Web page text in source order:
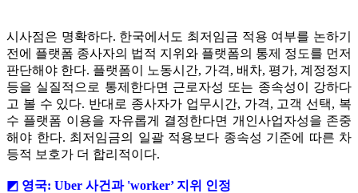
시사점은 명확하다. 한국에서도 최저임금 적용 여부를 논하기
전에 플랫폼 종사자의 법적 지위와 플랫폼의 통제 정도를 먼저
판단해야 한다. 플랫폼이 노동시간, 가격, 배차, 평가, 계정정지
등을 실질적으로 통제한다면 근로자성 또는 종속성이 강하다
고 볼 수 있다. 반대로 종사자가 업무시간, 가격, 고객 선택, 복
수 플랫폼 이용을 자유롭게 결정한다면 개인사업자성을 존중
해야 한다. 최저임금의 일괄 적용보다 종속성 기준에 따른 차
등적 보호가 더 합리적이다.
◩ 영국: Uber 사건과 'worker’ 지위 인정